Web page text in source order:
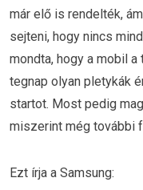
már elő is rendelték,
sejteni, hogy nincs
mondta, hogy a mobil
tegnap olyan pletykák
startot. Most pedig
miszerint még további
Ezt írja a Samsung: